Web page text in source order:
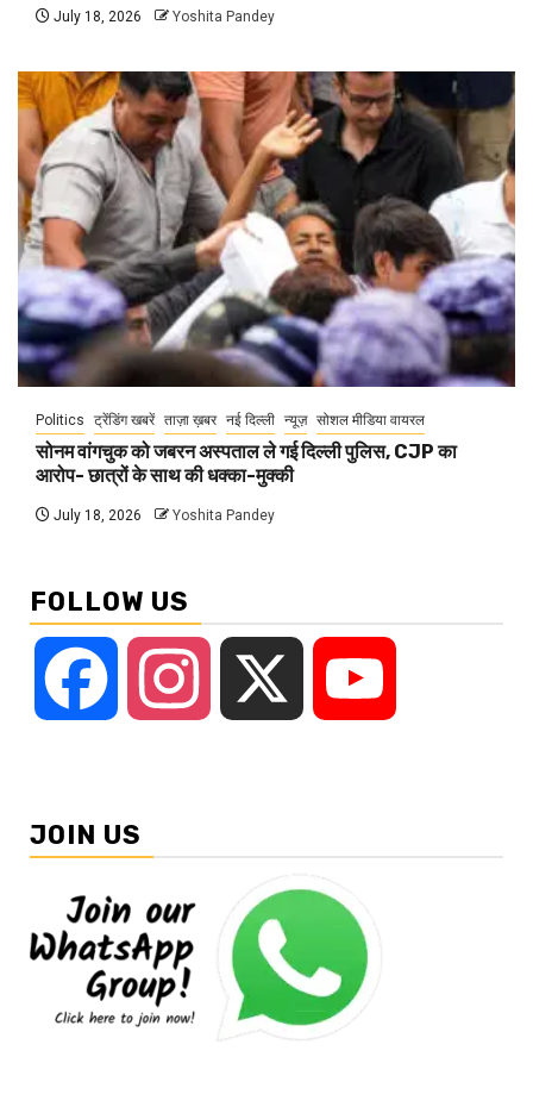
July 18, 2026 Yoshita Pandey
Politics ट्रेंडिंग खबरें ताज़ा ख़बर नई दिल्ली न्यूज़ सोशल मीडिया वायरल
सोनम वांगचुक को जबरन अस्पताल ले गई दिल्ली पुलिस, CJP का
आरोप- छात्रों के साथ की धक्का-मुक्की
July 18, 2026 Yoshita Pandey
FOLLOW US
Facebook Instagram
JOIN US